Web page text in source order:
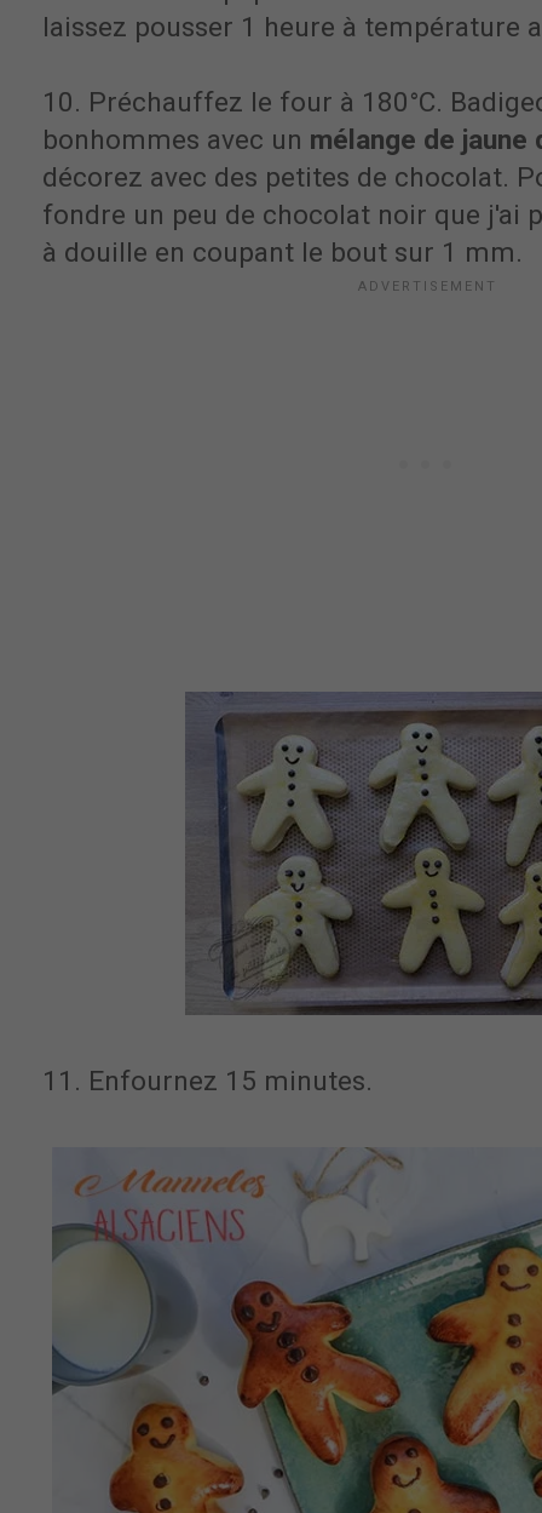
laissez pousser 1 heure à température
10. Préchauffez le four à 180°C.
bonhommes avec un mélange de
décorez avec des petites de chocolat.
fondre un peu de chocolat noir que j'ai
à douille en coupant le bout sur 1 mm.
11. Enfournez 15 minutes.